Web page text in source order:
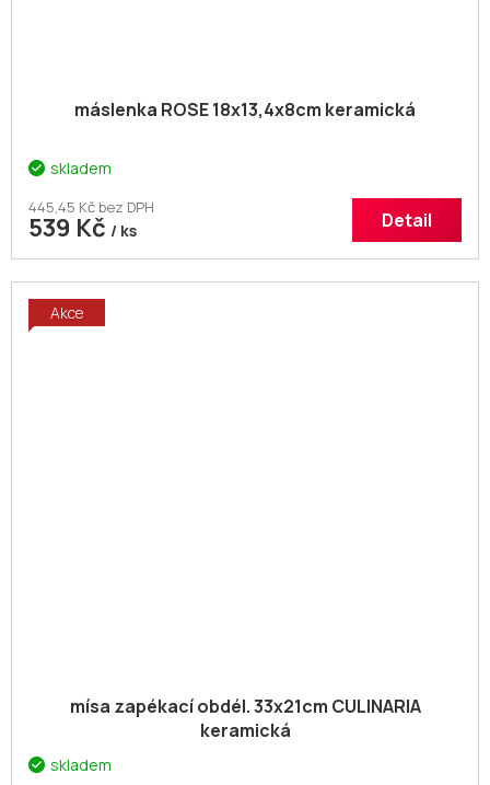
máslenka ROSE 18x13,4x8cm keramická
skladem
445,45 Kč bez DPH
539 Kč / ks Detail
Akce
mísa zapékací obdél. 33x21cm CULINARIA
keramická
skladem